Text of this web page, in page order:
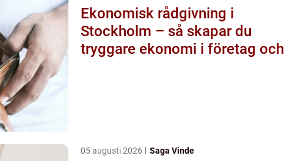
Ekonomisk rådgivning i
Stockholm – så skapar du
tryggare ekonomi i företag och
05 augusti 2026 Saga Vinde